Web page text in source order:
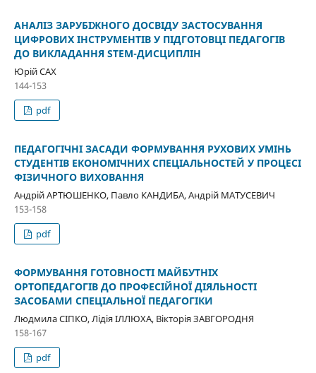
АНАЛІЗ ЗАРУБІЖНОГО ДОСВІДУ ЗАСТОСУВАННЯ
ЦИФРОВИХ ІНСТРУМЕНТІВ У ПІДГОТОВЦІ ПЕДАГОГІВ
ДО ВИКЛАДАННЯ STEM-ДИСЦИПЛІН
Юрій САХ
144-153
pdf
ПЕДАГОГІЧНІ ЗАСАДИ ФОРМУВАННЯ РУХОВИХ УМІНЬ
СТУДЕНТІВ ЕКОНОМІЧНИХ СПЕЦІАЛЬНОСТЕЙ У ПРОЦЕСІ
ФІЗИЧНОГО ВИХОВАННЯ
Андрій АРТЮШЕНКО, Павло КАНДИБА, Андрій МАТУСЕВИЧ
153-158
pdf
ФОРМУВАННЯ ГОТОВНОСТІ МАЙБУТНІХ
ОРТОПЕДАГОГІВ ДО ПРОФЕСІЙНОЇ ДІЯЛЬНОСТІ
ЗАСОБАМИ СПЕЦІАЛЬНОЇ ПЕДАГОГІКИ
Людмила СІПКО, Лідія ІЛЛЮХА, Вікторія ЗАВГОРОДНЯ
158-167
pdf